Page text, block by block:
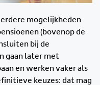
mogelijkheden
(bovenop de
bij de
gaan later met
en werken vaker als
keuzes: dat mag